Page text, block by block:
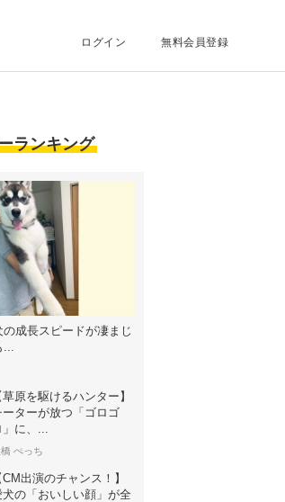
ログイン 無料会員登録
ランキング
の成長スピードが凄まじ
...
草原を駆けるハンター】
ーターが放つ「ゴロゴ
」に、...
ぺっち
CM出演のチャンス！】
犬の「おいしい顔」が全